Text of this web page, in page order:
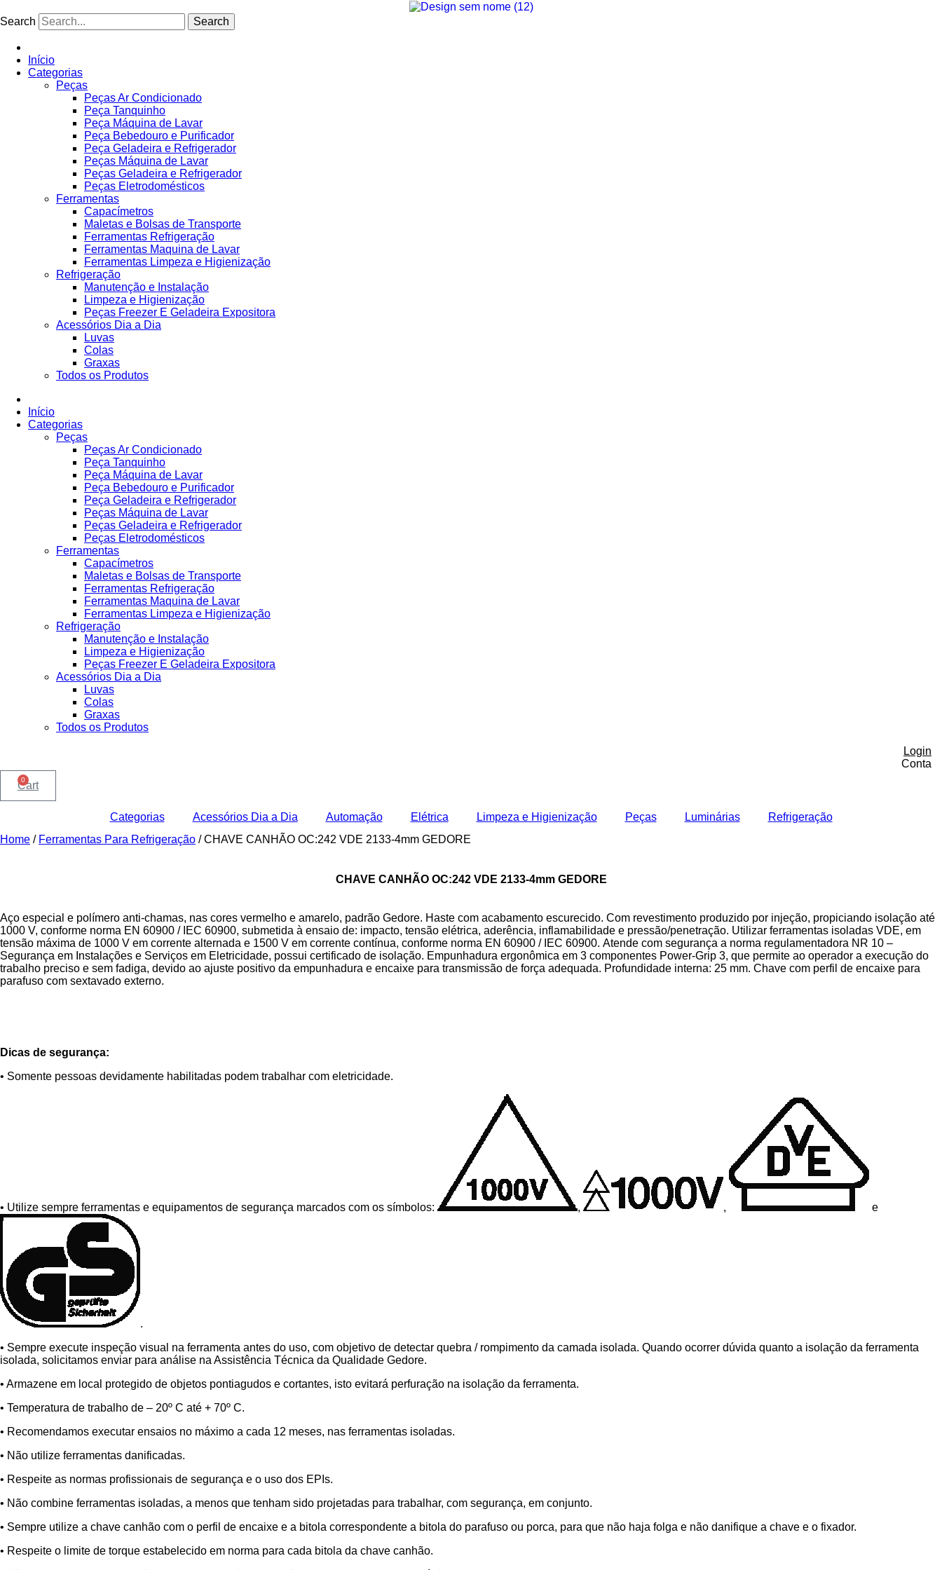
para
Search Search
Início
Categorias
Peças
Peças Ar Condicionado
Peça Tanquinho
Peça Máquina de Lavar
Peça Bebedouro e Purificador
Peça Geladeira e Refrigerador
Peças Máquina de Lavar
Peças Geladeira e Refrigerador
Peças Eletrodomésticos
Ferramentas
Capacímetros
Maletas e Bolsas de Transporte
Ferramentas Refrigeração
Ferramentas Maquina de Lavar
Ferramentas Limpeza e Higienização
Refrigeração
Manutenção e Instalação
Limpeza e Higienização
Peças Freezer E Geladeira Expositora
Acessórios Dia a Dia
Luvas
Colas
Graxas
Todos os Produtos
Início
Categorias
Peças
Peças Ar Condicionado
Peça Tanquinho
Peça Máquina de Lavar
Peça Bebedouro e Purificador
Peça Geladeira e Refrigerador
Peças Máquina de Lavar
Peças Geladeira e Refrigerador
Peças Eletrodomésticos
Ferramentas
Capacímetros
Maletas e Bolsas de Transporte
Ferramentas Refrigeração
Ferramentas Maquina de Lavar
Ferramentas Limpeza e Higienização
Refrigeração
Manutenção e Instalação
Limpeza e Higienização
Peças Freezer E Geladeira Expositora
Acessórios Dia a Dia
Luvas
Colas
Graxas
Todos os Produtos
Login
Conta
0
Cart
Categorias Acessórios Dia a Dia Automação Elétrica Limpeza e Higienização Peças Luminárias
Refrigeração
Home / Ferramentas Para Refrigeração / CHAVE CANHÃO OC:242 VDE 2133-4mm GEDORE
CHAVE CANHÃO OC:242 VDE 2133-4mm GEDORE
Aço especial e polímero anti-chamas, nas cores vermelho e amarelo, padrão Gedore. Haste com acabamento escurecido. Com revestimento produzido por injeção, propiciando isolação até
1000 V, conforme norma EN 60900 / IEC 60900, submetida à ensaio de: impacto, tensão elétrica, aderência, inflamabilidade e pressão/penetração. Utilizar ferramentas isoladas VDE, em
tensão máxima de 1000 V em corrente alternada e 1500 V em corrente contínua, conforme norma EN 60900 / IEC 60900. Atende com segurança a norma regulamentadora NR 10 –
Segurança em Instalações e Serviços em Eletricidade, possui certificado de isolação. Empunhadura ergonômica em 3 componentes Power-Grip 3, que permite ao operador a execução do
trabalho preciso e sem fadiga, devido ao ajuste positivo da empunhadura e encaixe para transmissão de força adequada. Profundidade interna: 25 mm. Chave com perfil de encaixe para
parafuso com sextavado externo.
Dicas de segurança:
• Somente pessoas devidamente habilitadas podem trabalhar com eletricidade.
• Utilize sempre ferramentas e equipamentos de segurança marcados com os símbolos: , , e
.
• Sempre execute inspeção visual na ferramenta antes do uso, com objetivo de detectar quebra / rompimento da camada isolada. Quando ocorrer dúvida quanto a isolação da ferramenta
isolada, solicitamos enviar para análise na Assistência Técnica da Qualidade Gedore.
• Armazene em local protegido de objetos pontiagudos e cortantes, isto evitará perfuração na isolação da ferramenta.
• Temperatura de trabalho de – 20º C até + 70º C.
• Recomendamos executar ensaios no máximo a cada 12 meses, nas ferramentas isoladas.
• Não utilize ferramentas danificadas.
• Respeite as normas profissionais de segurança e o uso dos EPIs.
• Não combine ferramentas isoladas, a menos que tenham sido projetadas para trabalhar, com segurança, em conjunto.
• Sempre utilize a chave canhão com o perfil de encaixe e a bitola correspondente a bitola do parafuso ou porca, para que não haja folga e não danifique a chave e o fixador.
• Respeite o limite de torque estabelecido em norma para cada bitola da chave canhão.